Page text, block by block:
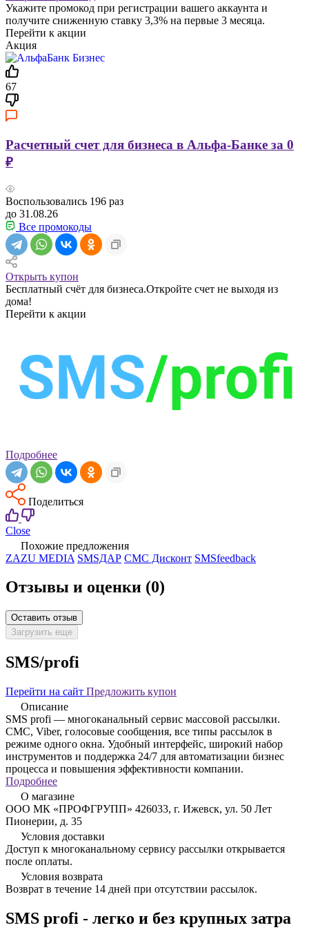
Укажите промокод при регистрации вашего аккаунта и
получите сниженную ставку 3,3% на первые 3 месяца.
Перейти к акции
Акция
67
Расчетный счет для бизнеса в Альфа-Банке за 0
₽
Воспользовались 196 раз
до 31.08.26
Все промокоды
Открыть купон
Бесплатный счёт для бизнеса.Откройте счет не выходя из
дома!
Перейти к акции
Подробнее
Поделиться
Close
Похожие предложения
ZAZU MEDIA SMSДАР СМС Дисконт SMSfeedback
Отзывы и оценки (0)
Оставить отзыв
Загрузить еще
SMS/profi
Перейти на сайт Предложить купон
Описание
SMS profi — многоканальный сервис массовой рассылки.
СМС, Viber, голосовые сообщения, все типы рассылок в
режиме одного окна. Удобный интерфейс, широкий набор
инструментов и поддержка 24/7 для автоматизации бизнес
процесса и повышения эффективности компании.
Подробнее
О магазине
ООО МК «ПРОФГРУПП» 426033, г. Ижевск, ул. 50 Лет
Пионерии, д. 35
Условия доставки
Доступ к многоканальному сервису рассылки открывается
после оплаты.
Условия возврата
Возврат в течение 14 дней при отсутствии рассылок.
SMS profi - легко и без крупных затра